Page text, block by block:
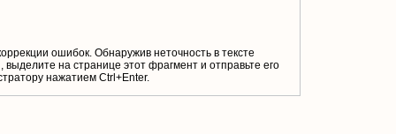
ошибок. Обнаружив неточность в тексте
на странице этот фрагмент и отправьте его
нажатием Ctrl+Enter.